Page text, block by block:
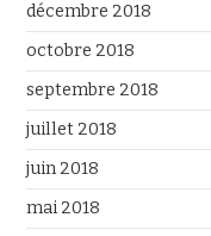
décembre 2018
octobre 2018
septembre 2018
juillet 2018
juin 2018
mai 2018